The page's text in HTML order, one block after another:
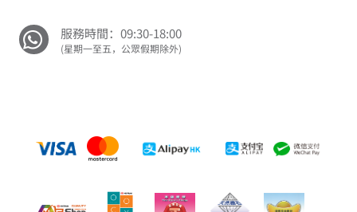
服務時間：09:30-18:00
(星期一至五，公眾假期除外)